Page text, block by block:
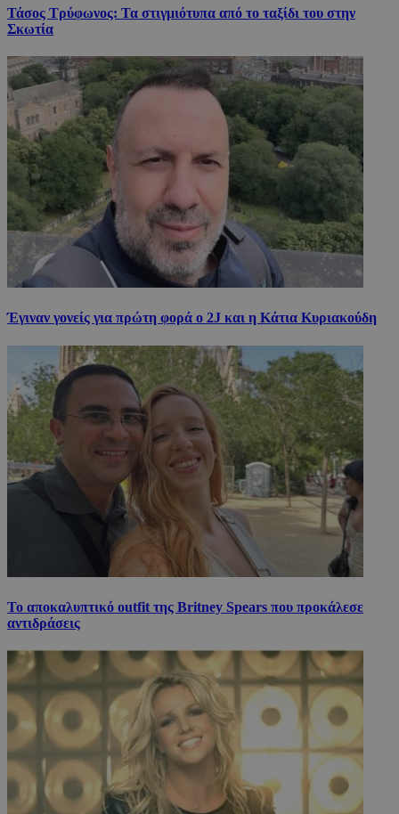
Τάσος Τρύφωνος: Τα στιγμιότυπα από το ταξίδι του στην
Σκωτία
Έγιναν γονείς για πρώτη φορά ο 2J και η Κάτια Κυριακούδη
Το αποκαλυπτικό outfit της Britney Spears που προκάλεσε
αντιδράσεις